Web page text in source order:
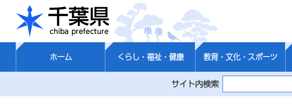
千葉県
ホーム くらし・福祉・健康 教育・文化・スポーツ
サイト内検索